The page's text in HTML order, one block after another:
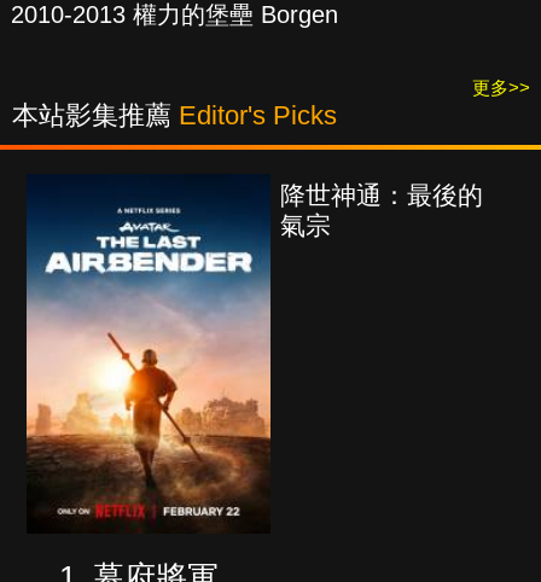
2010-2013 權力的堡壘 Borgen
更多>>
本站影集推薦 Editor's Picks
降世神通：最後的
氣宗